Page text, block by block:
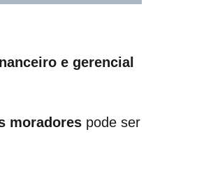
e gerencial
moradores pode ser